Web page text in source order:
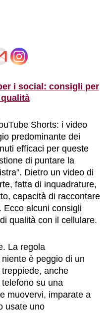
i social: consigli per
Shorts: i video
predominante dei
efficaci per queste
di puntare la
Dietro un video di
fatta di inquadrature,
capacità di raccontare
Ecco alcuni consigli
qualità con il cellulare.
La regola
è peggio di un
anche
su una
muovervi, imparate a
usate uno